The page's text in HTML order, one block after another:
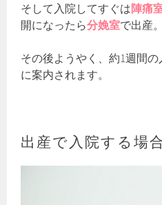
そして入院してすぐは陣痛
開になったら分娩室で出産。
その後ようやく、約1週間
に案内されます。
出産で入院する場